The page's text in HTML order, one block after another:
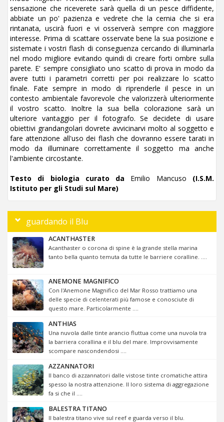
sensazione che riceverete sarà quella di un pesce diffidente,
abbiate un po' pazienza e vedrete che la cernia che si era
rintanata, uscirà fuori e vi osserverà sempre con maggiore
interesse. Prima di scattare osservate bene la sua posizione e
sistemate i vostri flash di conseguenza cercando di illuminarla
nel modo migliore evitando quindi di creare forti ombre sulla
parete. E' sempre consigliato uno scatto di prova in modo da
avere tutti i parametri corretti per poi realizzare lo scatto
finale. Fate sempre in modo di riprenderle il pesce in un
contesto ambientale favorevole che valorizzerà ulteriormente
il vostro scatto. Inoltre la sua bella colorazione sarà un
ulteriore vantaggio per il fotografo. Se decidete di usare
obiettivi grandangolari dovrete avvicinarvi molto al soggetto e
fare attenzione all'uso dei flash che dovranno essere tarati in
modo da illuminare correttamente il soggetto ma anche
l'ambiente circostante.
Testo di biologia curato da Emilio Mancuso (I.S.M.
Istituto per gli Studi sul Mare)
guardando il Blu
ACANTHASTER
Acanthaster o corona di spine è la grande stella marina
tanto bella quanto temuta da tutte le barriere coralline. ....
ANEMONE MAGNIFICO
Con l'Anemone Magnifico del Mar Rosso trattiamo una
delle specie di celenterati più famose e conosciute di
questo mare. Particolarmente ....
ANTHIAS
Una nuvola dalle tinte arancio fluttua come una nuvola tra
la barriera corallina e il blu del mare. Improvvisamente
scompare nascondendosi ....
AZZANNATORI
Il banco di azzannatori dalle vistose tinte cromatiche attira
spesso la nostra attenzione. Il loro sistema di aggregazione
fa si che il ....
BALESTRA TITANO
Il balestra titano vive sul reef e guarda verso il blu.